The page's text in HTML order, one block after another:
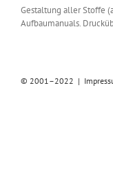
Gestaltung aller Stoffe
Aufbaumanuals.
© 2001–2022 |